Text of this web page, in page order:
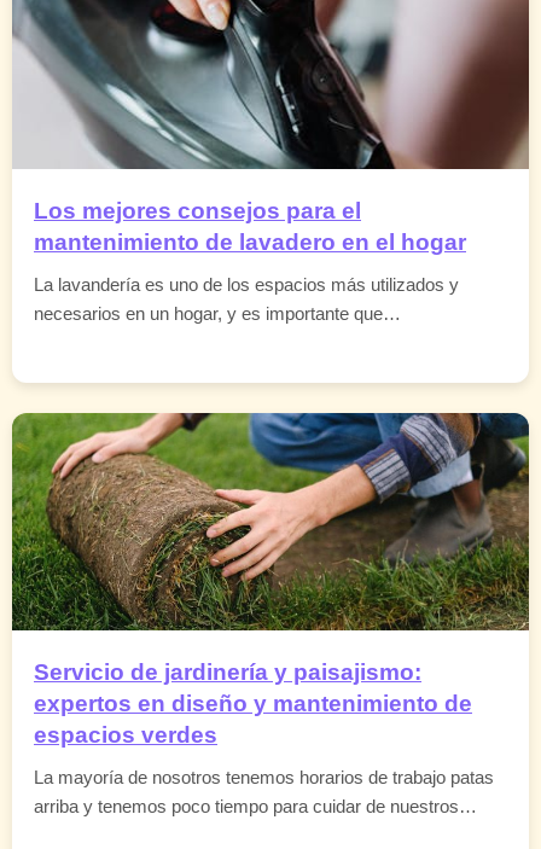
Los mejores consejos para el
mantenimiento de lavadero en el hogar
La lavandería es uno de los espacios más utilizados y
necesarios en un hogar, y es importante que…
Servicio de jardinería y paisajismo:
expertos en diseño y mantenimiento de
espacios verdes
La mayoría de nosotros tenemos horarios de trabajo patas
arriba y tenemos poco tiempo para cuidar de nuestros…